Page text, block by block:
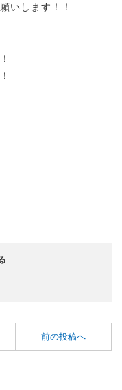
いします！！
前の投稿へ